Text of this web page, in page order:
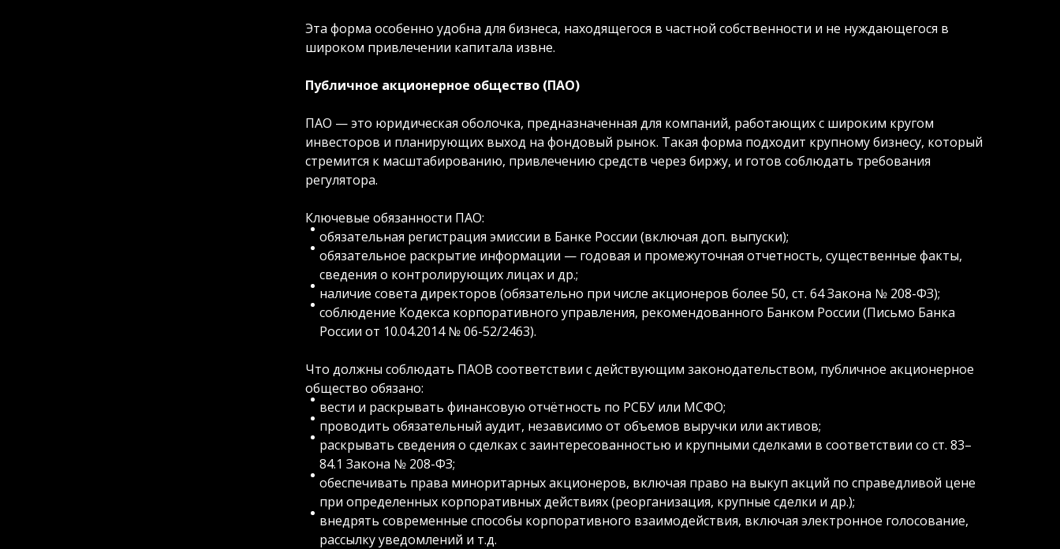
Эта форма особенно удобна для бизнеса, находящегося в частной собственности и не нуждающегося в
широком привлечении капитала извне.
Публичное акционерное общество (ПАО)
ПАО — это юридическая оболочка, предназначенная для компаний, работающих с широким кругом
инвесторов и планирующих выход на фондовый рынок. Такая форма подходит крупному бизнесу, который
стремится к масштабированию, привлечению средств через биржу, и готов соблюдать требования
регулятора.
Ключевые обязанности ПАО:
обязательная регистрация эмиссии в Банке России (включая доп. выпуски);
обязательное раскрытие информации — годовая и промежуточная отчетность, существенные факты,
сведения о контролирующих лицах и др.;
наличие совета директоров (обязательно при числе акционеров более 50, ст. 64 Закона № 208-ФЗ);
соблюдение Кодекса корпоративного управления, рекомендованного Банком России (Письмо Банка
России от 10.04.2014 № 06-52/2463).
Что должны соблюдать ПАОВ соответствии с действующим законодательством, публичное акционерное
общество обязано:
вести и раскрывать финансовую отчётность по РСБУ или МСФО;
проводить обязательный аудит, независимо от объемов выручки или активов;
раскрывать сведения о сделках с заинтересованностью и крупными сделками в соответствии со ст. 83–
84.1 Закона № 208-ФЗ;
обеспечивать права миноритарных акционеров, включая право на выкуп акций по справедливой цене
при определенных корпоративных действиях (реорганизация, крупные сделки и др.);
внедрять современные способы корпоративного взаимодействия, включая электронное голосование,
рассылку уведомлений и т.д.